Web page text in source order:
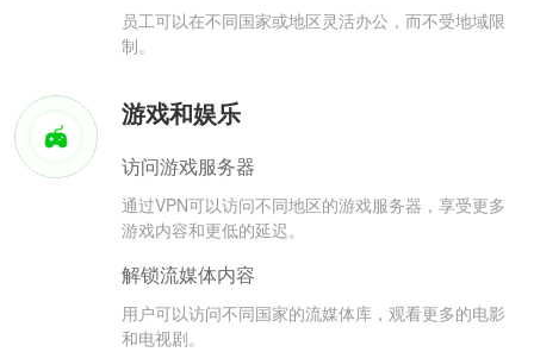
员工可以在不同国家或地区灵活办公，而不受地域限
制。
游戏和娱乐
访问游戏服务器
通过VPN可以访问不同地区的游戏服务器，享受更多
游戏内容和更低的延迟。
解锁流媒体内容
用户可以访问不同国家的流媒体库，观看更多的电影
和电视剧。